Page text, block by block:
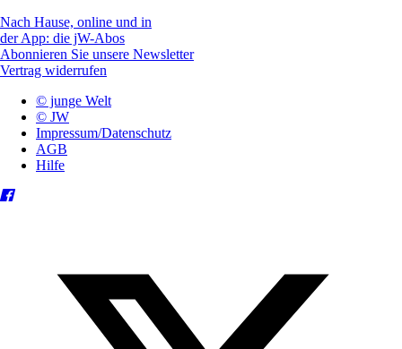
Nach Hause, online und in
der App: die jW-Abos
Abonnieren Sie unsere Newsletter
Vertrag widerrufen
© junge Welt
© JW
Impressum/Datenschutz
AGB
Hilfe